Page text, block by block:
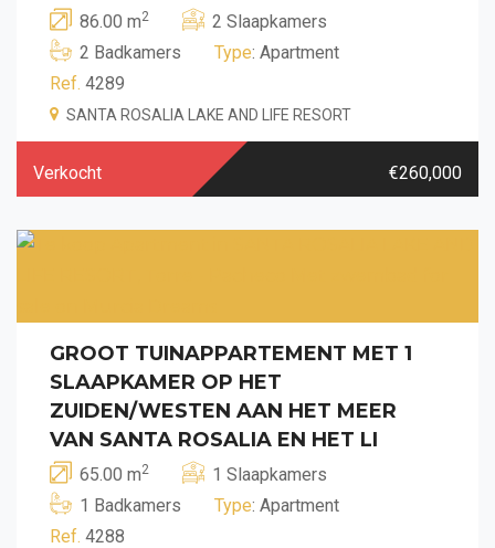
86.00 m2
2 Slaapkamers
2 Badkamers
Type: Apartment
Ref. 4289
SANTA ROSALIA LAKE AND LIFE RESORT
Verkocht €260,000
GROOT TUINAPPARTEMENT MET 1
SLAAPKAMER OP HET
ZUIDEN/WESTEN AAN HET MEER
VAN SANTA ROSALIA EN HET LI
65.00 m2
1 Slaapkamers
1 Badkamers
Type: Apartment
Ref. 4288